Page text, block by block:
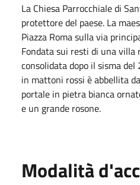
La Chiesa Parrocchiale di
protettore del paese. La
Piazza Roma sulla via
Fondata sui resti di una villa
consolidata dopo il sisma
in mattoni rossi è abbellita
portale in pietra bianca
e un grande rosone.
Modalità